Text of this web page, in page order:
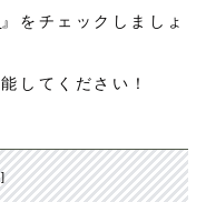
』をチェックしましょ
してください！